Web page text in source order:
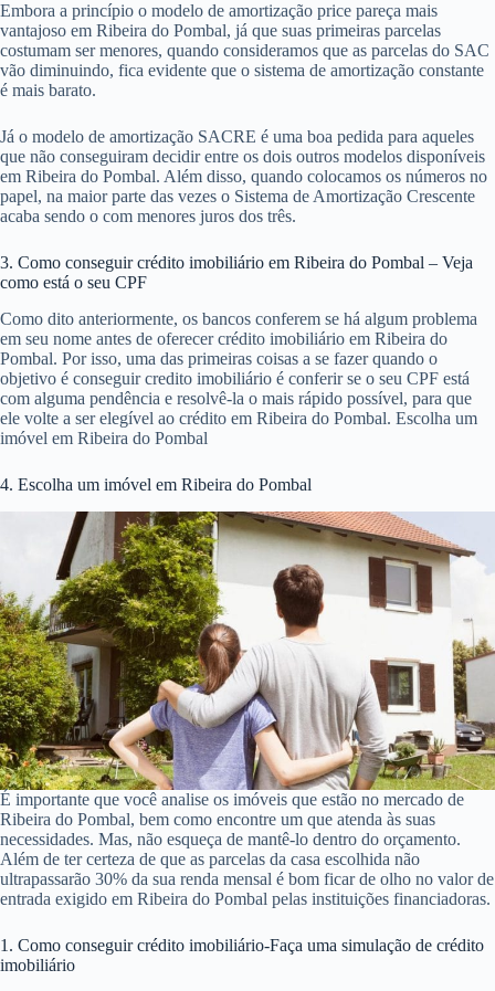
Embora a princípio o modelo de amortização price pareça mais
vantajoso em Ribeira do Pombal, já que suas primeiras parcelas
costumam ser menores, quando consideramos que as parcelas do SAC
vão diminuindo, fica evidente que o sistema de amortização constante
é mais barato.
Já o modelo de amortização SACRE é uma boa pedida para aqueles
que não conseguiram decidir entre os dois outros modelos disponíveis
em Ribeira do Pombal. Além disso, quando colocamos os números no
papel, na maior parte das vezes o Sistema de Amortização Crescente
acaba sendo o com menores juros dos três.
3. Como conseguir crédito imobiliário em Ribeira do Pombal – Veja
como está o seu CPF
Como dito anteriormente, os bancos conferem se há algum problema
em seu nome antes de oferecer crédito imobiliário em Ribeira do
Pombal. Por isso, uma das primeiras coisas a se fazer quando o
objetivo é conseguir credito imobiliário é conferir se o seu CPF está
com alguma pendência e resolvê-la o mais rápido possível, para que
ele volte a ser elegível ao crédito em Ribeira do Pombal. Escolha um
imóvel em Ribeira do Pombal
4. Escolha um imóvel em Ribeira do Pombal
É importante que você analise os imóveis que estão no mercado de
Ribeira do Pombal, bem como encontre um que atenda às suas
necessidades. Mas, não esqueça de mantê-lo dentro do orçamento.
Além de ter certeza de que as parcelas da casa escolhida não
ultrapassarão 30% da sua renda mensal é bom ficar de olho no valor de
entrada exigido em Ribeira do Pombal pelas instituições financiadoras.
1. Como conseguir crédito imobiliário-Faça uma simulação de crédito
imobiliário